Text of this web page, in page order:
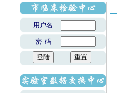
用户名
密 码